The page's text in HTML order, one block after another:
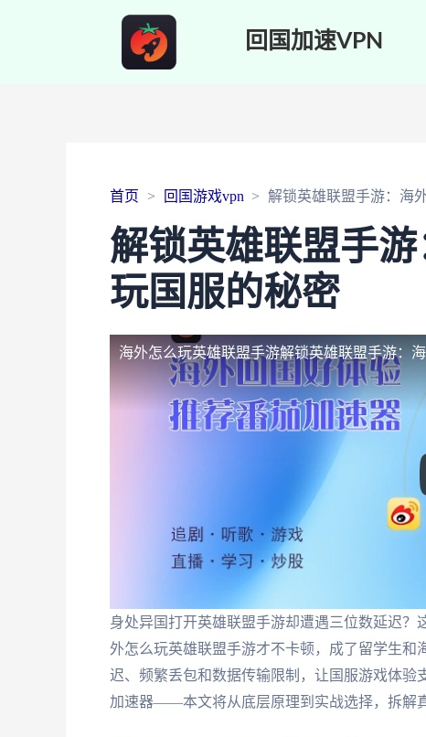
回国加速VPN
首页 回国游戏vpn 解锁英雄联盟手游：海
解锁英雄联盟手
玩国服的秘密
海外怎么玩英雄联盟手游解锁英雄联盟手游：
身处异国打开英雄联盟手游却遭遇三位数延迟
外怎么玩英雄联盟手游才不卡顿，成了留学生
迟、频繁丢包和数据传输限制，让国服游戏体
加速器——本文将从底层原理到实战选择，拆解